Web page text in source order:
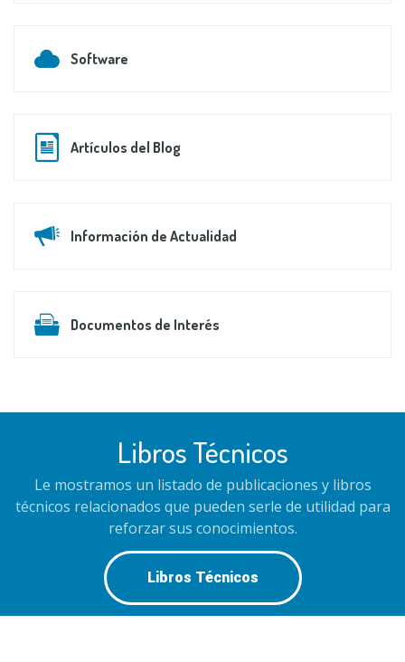
Software
Artículos del Blog
Información de Actualidad
Documentos de Interés
Libros Técnicos
Le mostramos un listado de publicaciones y libros
técnicos relacionados que pueden serle de utilidad para
reforzar sus conocimientos.
Libros Técnicos